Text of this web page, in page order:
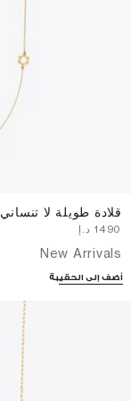
قلادة طويلة لا تنساني
New Arrivals
أضف إلى الحقيبة